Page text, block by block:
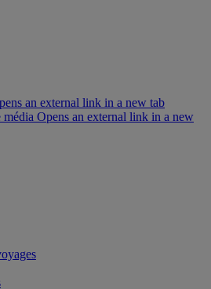
an external link in a new tab
média Opens an external link in a new